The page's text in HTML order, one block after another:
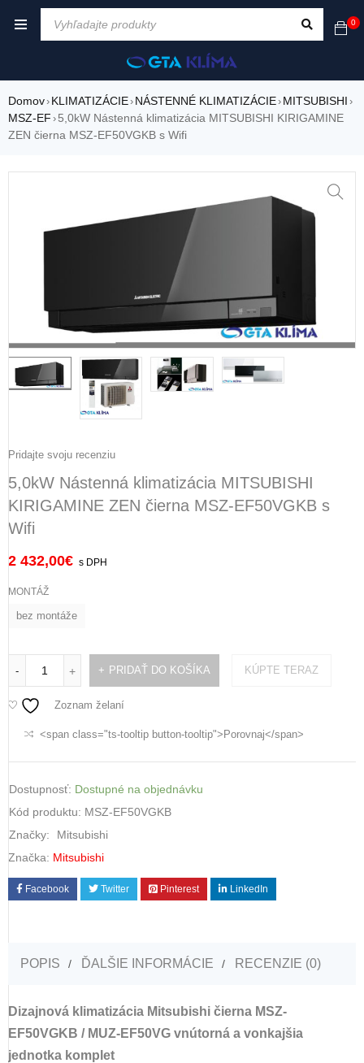
0
Domov› KLIMATIZÁCIE› NÁSTENNÉ KLIMATIZÁCIE› MITSUBISHI ›
MSZ-EF › 5,0kW Nástenná klimatizácia MITSUBISHI KIRIGAMINE
ZEN čierna MSZ-EF50VGKB s Wifi
Pridajte svoju recenziu
5,0kW Nástenná klimatizácia MITSUBISHI
KIRIGAMINE ZEN čierna MSZ-EF50VGKB s
Wifi
2 432,00€ s DPH
MONTÁŽ
bez montáže
- + PRIDAŤ DO KOŠÍKA KÚPTE TERAZ
Zoznam želaní
<span class="ts-tooltip button-tooltip">Porovnaj</span>
Dostupnosť: Dostupné na objednávku
Kód produktu: MSZ-EF50VGKB
Značky:
Mitsubishi
Značka: Mitsubishi
Facebook Twitter Pinterest LinkedIn
POPIS ĎALŠIE INFORMÁCIE RECENZIE (0)
Dizajnová klimatizácia Mitsubishi čierna MSZ-
EF50VGKB / MUZ-EF50VG vnútorná a vonkajšia
jednotka komplet